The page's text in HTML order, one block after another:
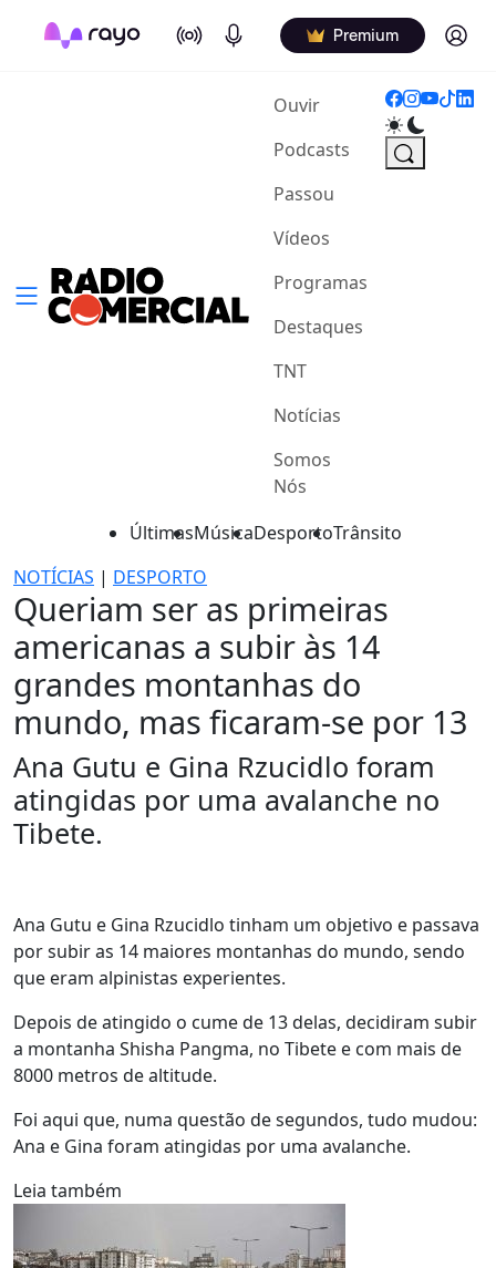
On Air Podcasts Premium Log in
Ouvir(current)
Podcasts
Passou
Vídeos
Programas
Destaques
TNT
Notícias
Somos
Nós
ÚltimasMúsicaDesportoTrânsito
NOTÍCIAS | DESPORTO
Queriam ser as primeiras
americanas a subir às 14
grandes montanhas do
mundo, mas ficaram-se por 13
Ana Gutu e Gina Rzucidlo foram
atingidas por uma avalanche no
Tibete.
Ana Gutu e Gina Rzucidlo tinham um objetivo e passava
por subir as 14 maiores montanhas do mundo, sendo
que eram alpinistas experientes.
Depois de atingido o cume de 13 delas, decidiram subir
a montanha Shisha Pangma, no Tibete e com mais de
8000 metros de altitude.
Foi aqui que, numa questão de segundos, tudo mudou:
Ana e Gina foram atingidas por uma avalanche.
Leia também